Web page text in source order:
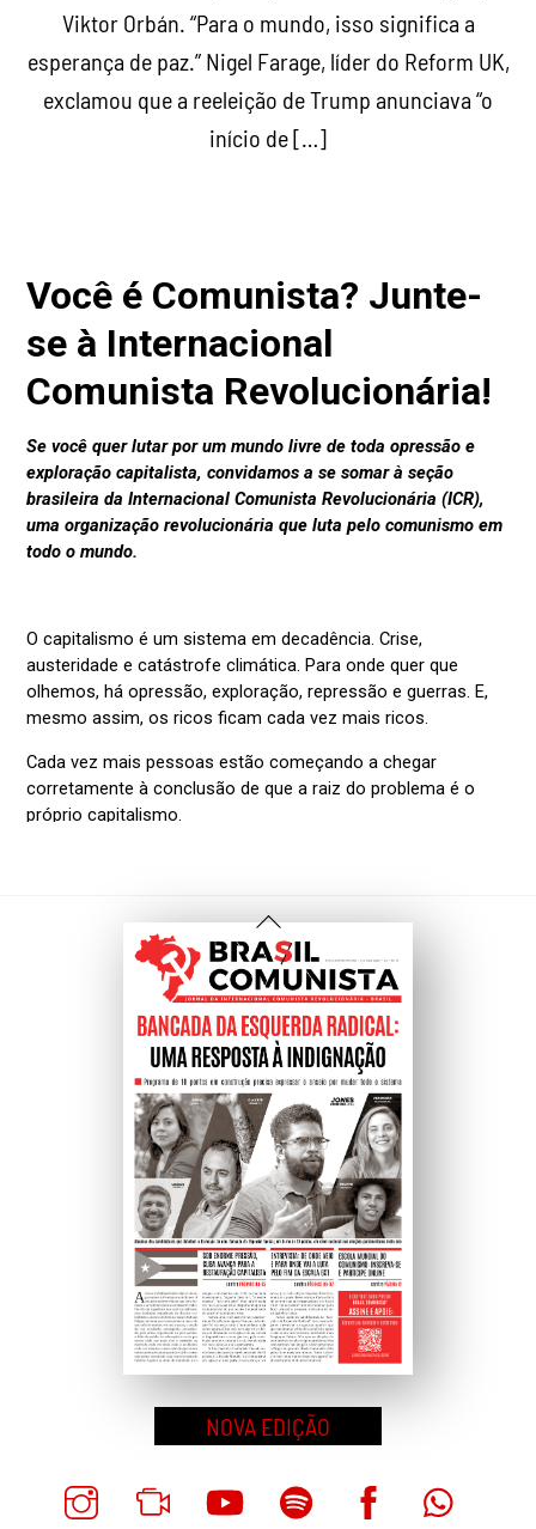
Viktor Orbán. “Para o mundo, isso significa a
esperança de paz.” Nigel Farage, líder do Reform UK,
exclamou que a reeleição de Trump anunciava “o
início de […]
Voltar
Ao
Topo
NOVA EDIÇÃO